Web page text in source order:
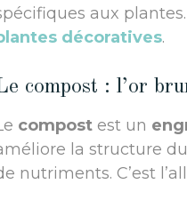
aux
décoratives.
compost : l’or
compost est un
la structure
nutriments. C’est